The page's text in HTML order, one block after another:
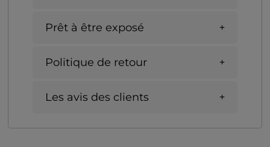
Prêt à être exposé
Politique de retour
Les avis des clients